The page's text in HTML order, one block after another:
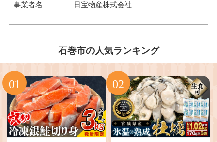
事業者名 日宝物産株式会社
石巻市の人気ランキング